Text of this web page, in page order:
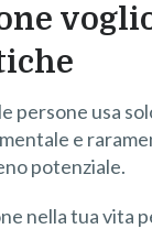
persone usa
e
potenziale.
nella tua vita